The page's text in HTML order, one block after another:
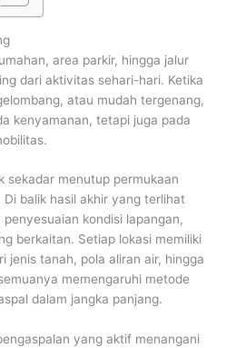
area parkir, hingga jalur
dari aktivitas sehari-hari. Ketika
atau mudah tergenang,
kenyamanan, tetapi juga pada
sekadar menutup permukaan
balik hasil akhir yang terlihat
kondisi lapangan,
berkaitan. Setiap lokasi memiliki
jenis tanah, pola aliran air, hingga
memengaruhi metode
dalam jangka panjang.
yang aktif menangani